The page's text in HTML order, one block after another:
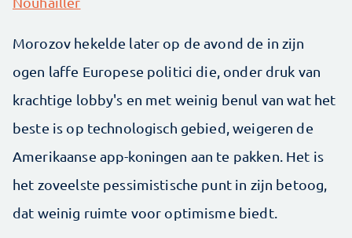
Morozov hekelde later op de avond de in zijn
ogen laffe Europese politici die, onder druk van
krachtige lobby's en met weinig benul van wat het
beste is op technologisch gebied, weigeren de
Amerikaanse app-koningen aan te pakken. Het is
het zoveelste pessimistische punt in zijn betoog,
dat weinig ruimte voor optimisme biedt.